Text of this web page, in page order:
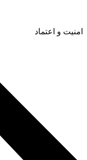
امنیت و اعتماد